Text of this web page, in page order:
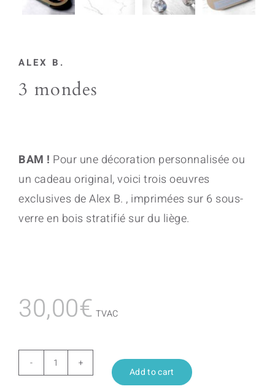
ALEX B.
3 mondes
BAM ! Pour une décoration personnalisée ou
un cadeau original, voici trois oeuvres
exclusives de Alex B. , imprimées sur 6 sous-
verre en bois stratifié sur du liège.
30,00€ TVAC
3
Add to cart